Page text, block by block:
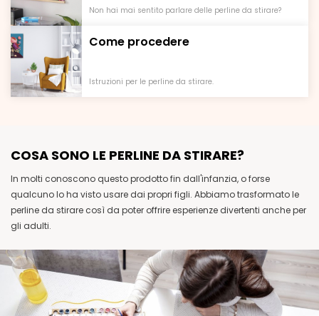
Non hai mai sentito parlare delle perline da stirare?
Come procedere
Istruzioni per le perline da stirare.
COSA SONO LE PERLINE DA STIRARE?
In molti conoscono questo prodotto fin dall'infanzia, o forse
qualcuno lo ha visto usare dai propri figli. Abbiamo trasformato le
perline da stirare così da poter offrire esperienze divertenti anche per
gli adulti.